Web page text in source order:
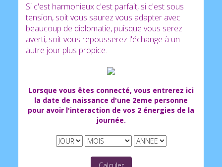
10% du CA/mois,déduit de 5% de frais
bancaires, sont reversés aux associations.Voir
les conditions|Voir les assos
- Distribution Juillet 2026 |
Août 23.13 €
100€ à 500€ par tirage
mensuel:: ▶️
Si c'est harmonieux c'est parfait, si c'est sous
tension, soit vous saurez vous adapter avec
beaucoup de diplomatie, puisque vous serez
averti, soit vous repousserez l'échange à un
autre jour plus propice.
Lorsque vous êtes connecté, vous entrerez ici
la date de naissance d'une 2eme personne
pour avoir l'interaction de vos 2 énergies de la
journée.
Calculer